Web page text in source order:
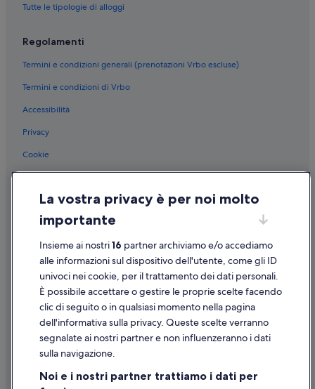
Istituto neurologico Carlo Besta: hotel nelle vicinanze
Galleria d'Arte Moderna: hotel nelle vicinanze
Tutte le tipologie di alloggi
Regolamenti
Termini e condizioni generali (prenotazioni Vrbo escluse)
Termini e condizioni di Vrbo
Accessibilità
Privacy
Cookie
Informazioni legali/Contatti
Linee guida sui contenuti e segnalazione dei contenuti
Supporto
Assistenza clienti
Contattaci
Come cancellare un volo
Come modificare la prenotazione di un hotel o una casa vacanze
La vostra privacy è per noi molto
importante
Insieme ai nostri16 partner archiviamo e/o accediamo
alle informazioni sul dispositivo dell'utente, come gli ID
univoci nei cookie, per il trattamento dei dati personali.
È possibile accettare o gestire le proprie scelte facendo
clic di seguito o in qualsiasi momento nella pagina
dell'informativa sulla privacy. Queste scelte verranno
segnalate ai nostri partner e non influenzeranno i dati
sulla navigazione.
Noi e i nostri partner trattiamo i dati per